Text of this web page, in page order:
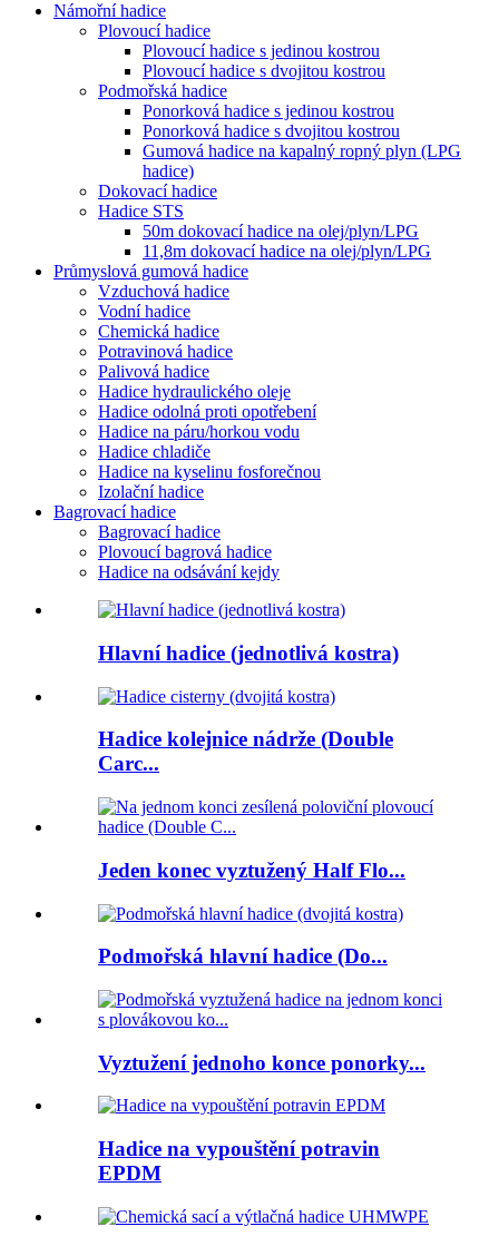
Námořní hadice
Plovoucí hadice
Plovoucí hadice s jedinou kostrou
Plovoucí hadice s dvojitou kostrou
Podmořská hadice
Ponorková hadice s jedinou kostrou
Ponorková hadice s dvojitou kostrou
Gumová hadice na kapalný ropný plyn (LPG
hadice)
Dokovací hadice
Hadice STS
50m dokovací hadice na olej/plyn/LPG
11,8m dokovací hadice na olej/plyn/LPG
Průmyslová gumová hadice
Vzduchová hadice
Vodní hadice
Chemická hadice
Potravinová hadice
Palivová hadice
Hadice hydraulického oleje
Hadice odolná proti opotřebení
Hadice na páru/horkou vodu
Hadice chladiče
Hadice na kyselinu fosforečnou
Izolační hadice
Bagrovací hadice
Bagrovací hadice
Plovoucí bagrová hadice
Hadice na odsávání kejdy
Hlavní hadice (jednotlivá kostra)
Hadice kolejnice nádrže (Double
Carc...
Jeden konec vyztužený Half Flo...
Podmořská hlavní hadice (Do...
Vyztužení jednoho konce ponorky...
Hadice na vypouštění potravin
EPDM